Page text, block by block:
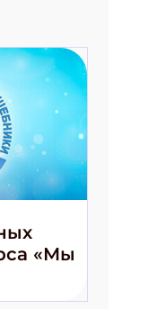
«Мы
журнал" в